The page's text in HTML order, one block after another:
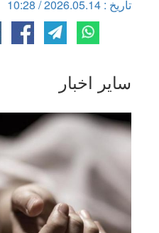
تاریخ : 2026.05.14 / 10:28
سایر اخبار